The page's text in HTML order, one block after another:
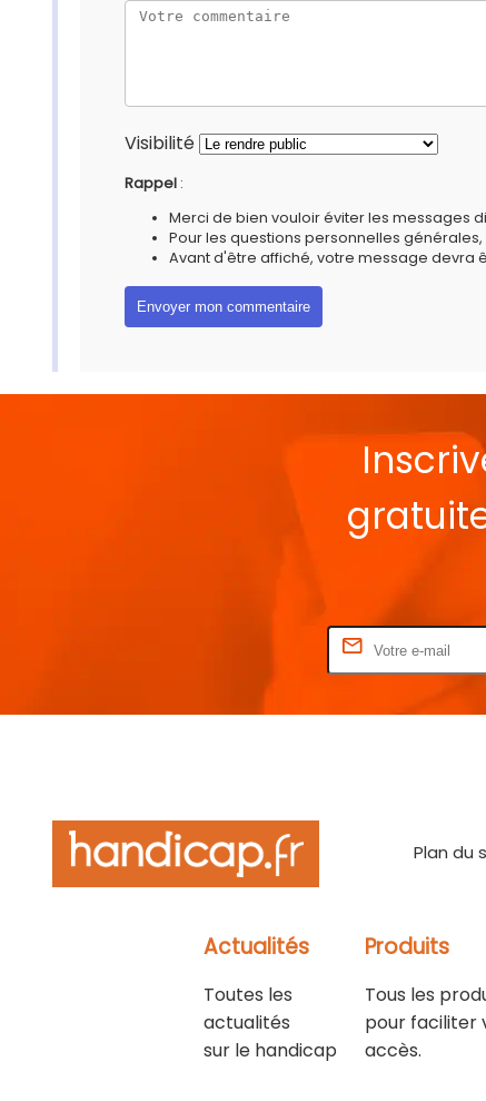
Visibilité
Rappel :
Merci de bien vouloir éviter les messages
Pour les questions personnelles
Avant d'être affiché, votre message devra
Plan du
Actualités
Toutes les
actualités
sur le handicap
Produits
Tous les
pour faciliter
accès.